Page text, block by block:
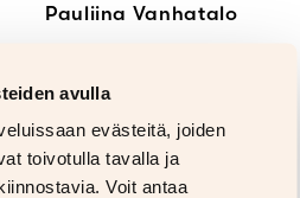
avulla
evästeitä, joiden
toivotulla tavalla ja
Voit antaa
Pauliina Vanhatalo
27,00€
Lisää
ostoskoriin